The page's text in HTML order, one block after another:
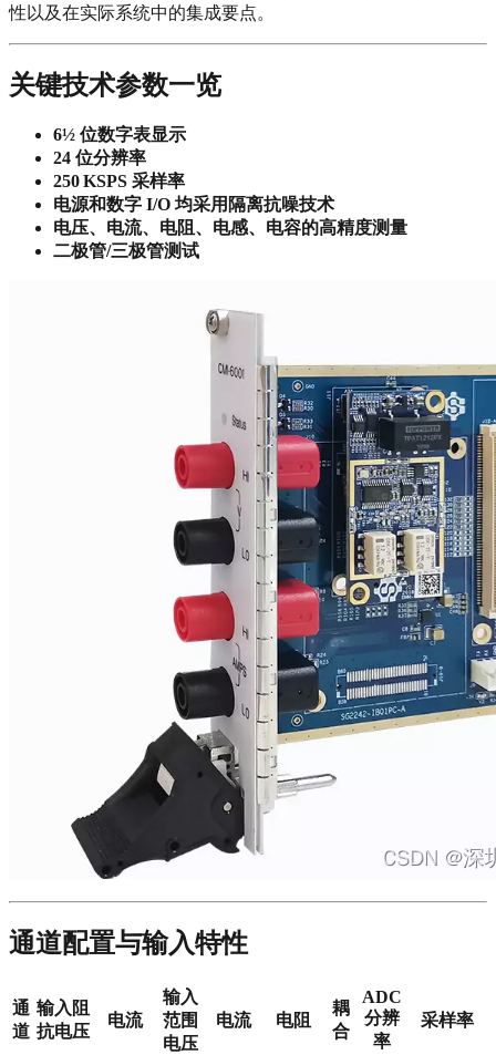
性以及在实际系统中的集成要点。
关键技术参数一览
6½ 位数字表显示
24 位分辨率
250 KSPS 采样率
电源和数字 I/O 均采用隔离抗噪技术
电压、电流、电阻、电感、电容的高精度测量
二极管/三极管测试
通道配置与输入特性
通
道
输入阻
抗电压
电流
输入
范围
电压
电流 电阻
耦
合
ADC
分辨
率
采样率